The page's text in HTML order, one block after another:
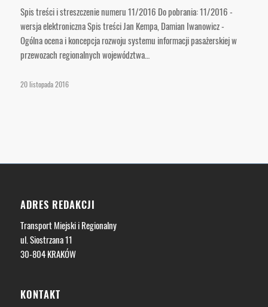
Spis treści i streszczenie numeru 11/2016 Do pobrania: 11/2016 -
wersja elektroniczna Spis treści Jan Kempa, Damian Iwanowicz -
Ogólna ocena i koncepcja rozwoju systemu informacji pasażerskiej w
przewozach regionalnych województwa…
20 listopada 2016
ADRES REDAKCJI
Transport Miejski i Regionalny
ul. Siostrzana 11
30-804 KRAKÓW
KONTAKT